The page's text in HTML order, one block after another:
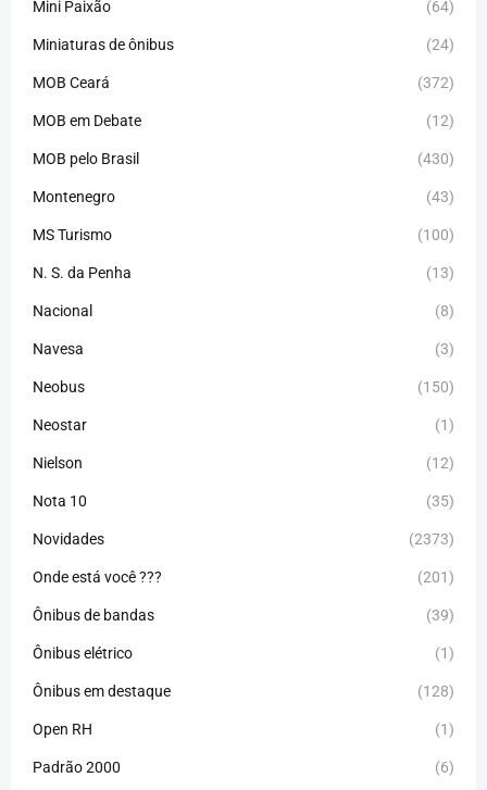
Mini Paixão (64)
Miniaturas de ônibus (24)
MOB Ceará (372)
MOB em Debate (12)
MOB pelo Brasil (430)
Montenegro (43)
MS Turismo (100)
N. S. da Penha (13)
Nacional (8)
Navesa (3)
Neobus (150)
Neostar (1)
Nielson (12)
Nota 10 (35)
Novidades (2373)
Onde está você ??? (201)
Ônibus de bandas (39)
Ônibus elétrico (1)
Ônibus em destaque (128)
Open RH (1)
Padrão 2000 (6)